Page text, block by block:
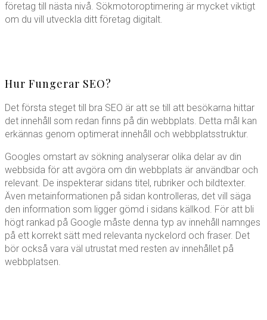
företag till nästa nivå. Sökmotoroptimering är mycket viktigt
om du vill utveckla ditt företag digitalt.
Hur Fungerar SEO?
Det första steget till bra SEO är att se till att besökarna hittar
det innehåll som redan finns på din webbplats. Detta mål kan
erkännas genom optimerat innehåll och webbplatsstruktur.
Googles omstart av sökning analyserar olika delar av din
webbsida för att avgöra om din webbplats är användbar och
relevant. De inspekterar sidans titel, rubriker och bildtexter.
Även metainformationen på sidan kontrolleras, det vill säga
den information som ligger gömd i sidans källkod. För att bli
högt rankad på Google måste denna typ av innehåll namnges
på ett korrekt sätt med relevanta nyckelord och fraser. Det
bör också vara väl utrustat med resten av innehållet på
webbplatsen.